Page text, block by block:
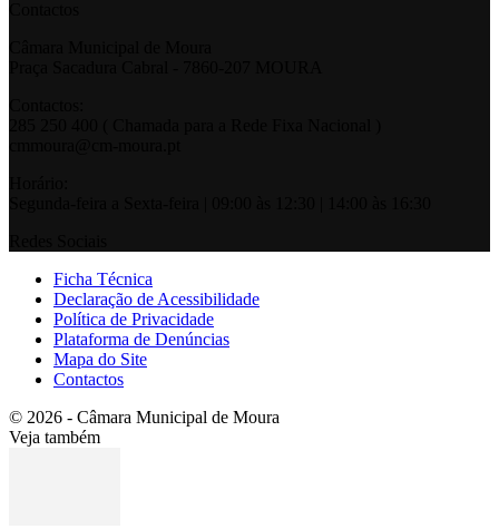
Ficha Técnica
Declaração de Acessibilidade
Política de Privacidade
Plataforma de Denúncias
Mapa do Site
Contactos
© 2026 - Câmara Municipal de Moura
Veja também